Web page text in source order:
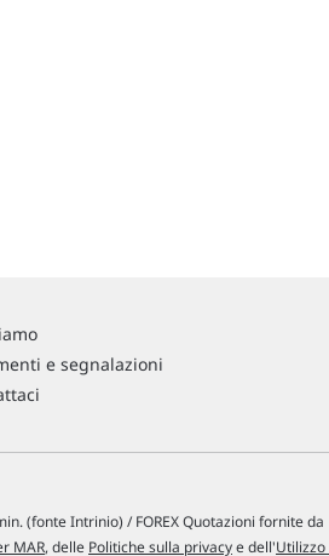
e segnalazioni
(fonte Intrinio) / FOREX Quotazioni fornite da
MAR, delle Politiche sulla privacye dell'